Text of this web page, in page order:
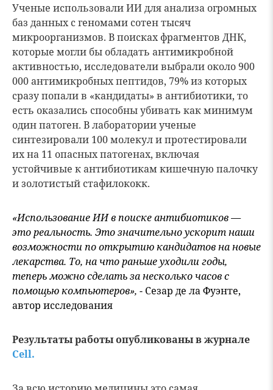
Ученые использовали ИИ для анализа огромных
баз данных с геномами сотен тысяч
микроорганизмов. В поисках фрагментов ДНК,
которые могли бы обладать антимикробной
активностью, исследователи выбрали около 900
000 антимикробных пептидов, 79% из которых
сразу попали в «кандидаты» в антибиотики, то
есть оказались способны убивать как минимум
один патоген. В лаборатории ученые
синтезировали 100 молекул и протестировали
их на 11 опасных патогенах, включая
устойчивые к антибиотикам кишечную палочку
и золотистый стафилококк.
«Использование ИИ в поиске антибиотиков —
это реальность. Это значительно ускорит наши
возможности по открытию кандидатов на новые
лекарства. То, на что раньше уходили годы,
теперь можно сделать за несколько часов с
помощью компьютеров», - Сезар де ла Фуэнте,
автор исследования
Результаты работы опубликованы в журнале
Cell.